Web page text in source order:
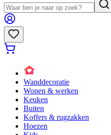
Wanddecoratie
Wonen & werken
Keuken
Buiten
Koffers & rugzakken
Hoezen